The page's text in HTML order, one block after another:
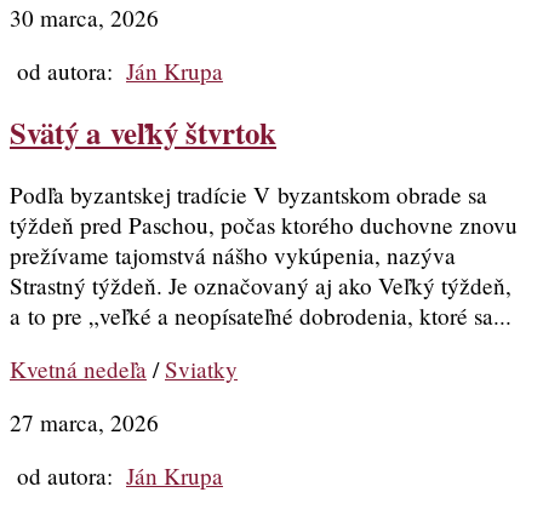
30 marca, 2026
od autora: Ján Krupa
Svätý a veľký štvrtok
Podľa byzantskej tradície V byzantskom obrade sa
týždeň pred Paschou, počas ktorého duchovne znovu
prežívame tajomstvá nášho vykúpenia, nazýva
Strastný týždeň. Je označovaný aj ako Veľký týždeň,
a to pre „veľké a neopísateľné dobrodenia, ktoré sa...
Kvetná nedeľa /Sviatky
27 marca, 2026
od autora: Ján Krupa